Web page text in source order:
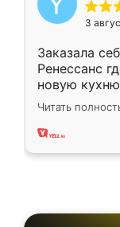
3
Заказала
Ренессанс
новую
вполне
два года,
Читать